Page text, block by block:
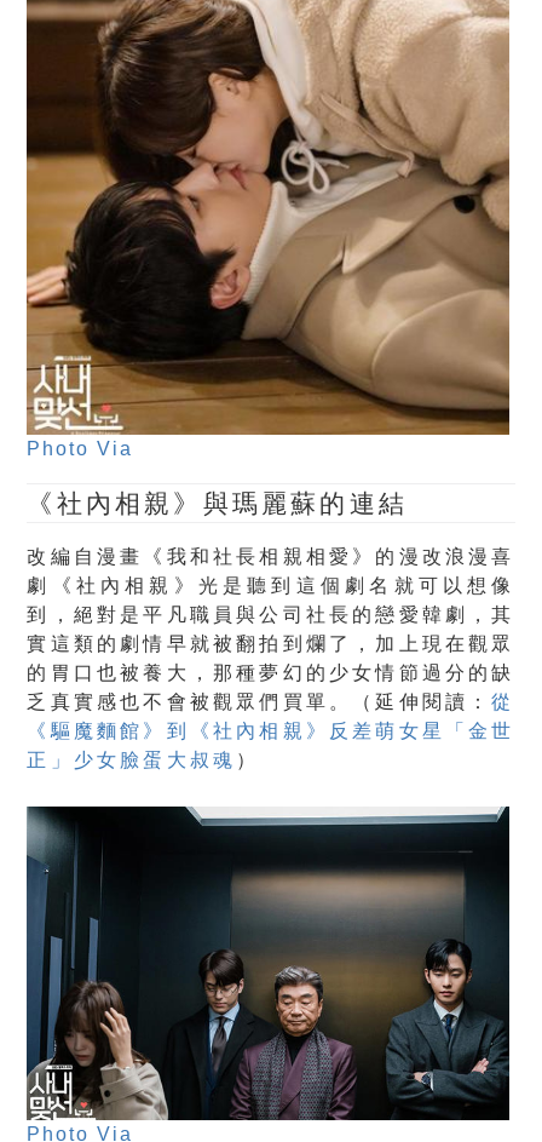
Photo Via
《社內相親》與瑪麗蘇的連結
改編自漫畫《我和社長相親相愛》的漫改浪漫喜
劇《社內相親》光是聽到這個劇名就可以想像
到，絕對是平凡職員與公司社長的戀愛韓劇，其
實這類的劇情早就被翻拍到爛了，加上現在觀眾
的胃口也被養大，那種夢幻的少女情節過分的缺
乏真實感也不會被觀眾們買單。（延伸閱讀：從
《驅魔麵館》到《社內相親》反差萌女星「金世
正」少女臉蛋大叔魂 ）
Photo Via